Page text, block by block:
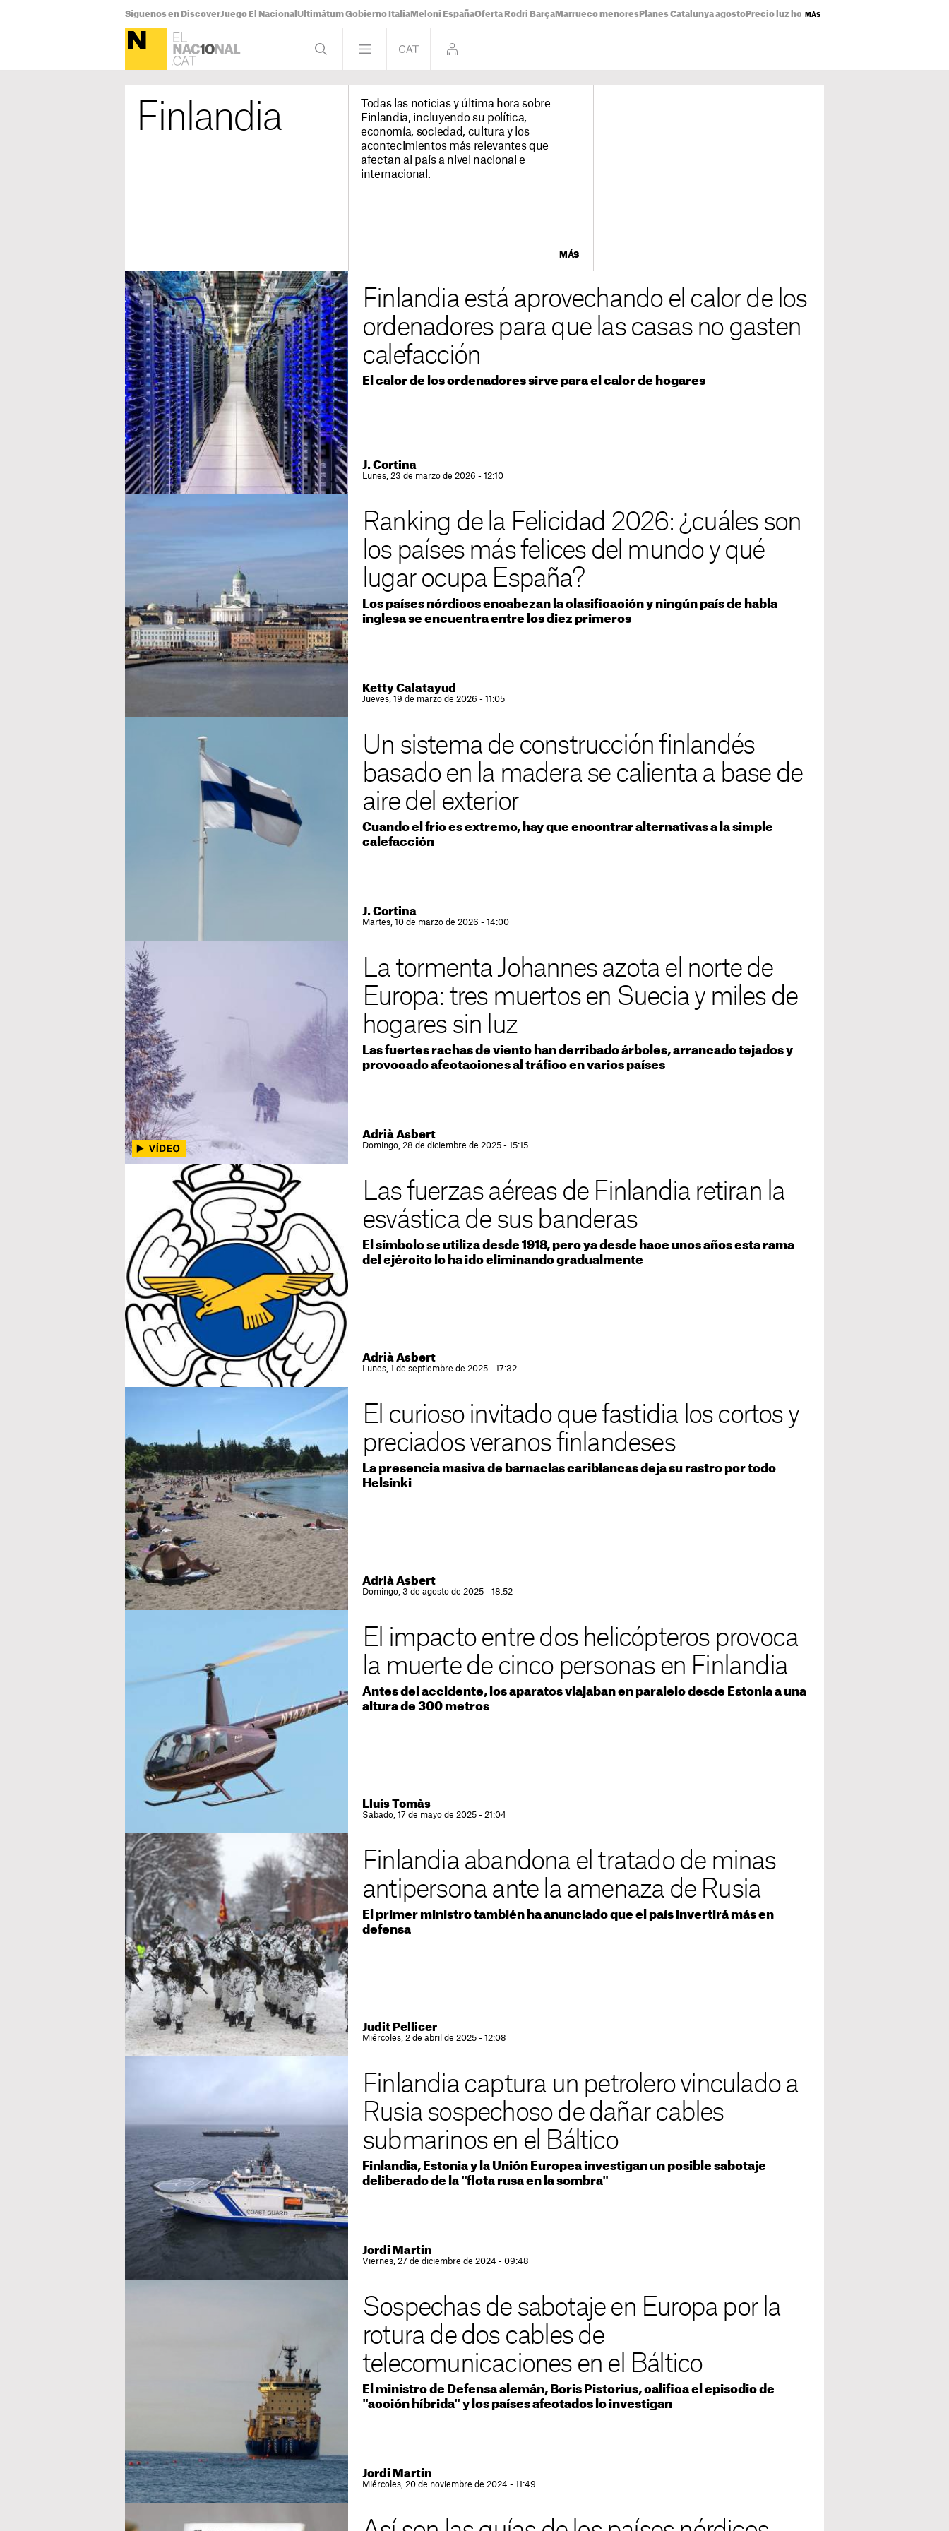
Síguenos en DiscoverJuego El Nacional Ultimátum Gobierno Italia Meloni EspañaOferta Rodri Barça Marrueco menores Planes Catalunya agosto Precio luz hoyEmma Vilarasau
MÁS
Finlandia
Todas las noticias y última hora sobre
Finlandia, incluyendo su política,
economía, sociedad, cultura y los
acontecimientos más relevantes que
afectan al país a nivel nacional e
internacional.
MÁS
Finlandia está aprovechando el calor de los
ordenadores para que las casas no gasten
calefacción
El calor de los ordenadores sirve para el calor de hogares
J. Cortina
Lunes, 23 de marzo de 2026 - 12:10
Ranking de la Felicidad 2026: ¿cuáles son
los países más felices del mundo y qué
lugar ocupa España?
Los países nórdicos encabezan la clasificación y ningún país de habla
inglesa se encuentra entre los diez primeros
Ketty Calatayud
Jueves, 19 de marzo de 2026 - 11:05
Un sistema de construcción finlandés
basado en la madera se calienta a base de
aire del exterior
Cuando el frío es extremo, hay que encontrar alternativas a la simple
calefacción
J. Cortina
Martes, 10 de marzo de 2026 - 14:00
La tormenta Johannes azota el norte de
Europa: tres muertos en Suecia y miles de
hogares sin luz
Las fuertes rachas de viento han derribado árboles, arrancado tejados y
provocado afectaciones al tráfico en varios países
Adrià Asbert
Domingo, 28 de diciembre de 2025 - 15:15
Las fuerzas aéreas de Finlandia retiran la
esvástica de sus banderas
El símbolo se utiliza desde 1918, pero ya desde hace unos años esta rama
del ejército lo ha ido eliminando gradualmente
Adrià Asbert
Lunes, 1 de septiembre de 2025 - 17:32
El curioso invitado que fastidia los cortos y
preciados veranos finlandeses
La presencia masiva de barnaclas cariblancas deja su rastro por todo
Helsinki
Adrià Asbert
Domingo, 3 de agosto de 2025 - 18:52
El impacto entre dos helicópteros provoca
la muerte de cinco personas en Finlandia
Antes del accidente, los aparatos viajaban en paralelo desde Estonia a una
altura de 300 metros
Lluís Tomàs
Sábado, 17 de mayo de 2025 - 21:04
Finlandia abandona el tratado de minas
antipersona ante la amenaza de Rusia
El primer ministro también ha anunciado que el país invertirá más en
defensa
Judit Pellicer
Miércoles, 2 de abril de 2025 - 12:08
Finlandia captura un petrolero vinculado a
Rusia sospechoso de dañar cables
submarinos en el Báltico
Finlandia, Estonia y la Unión Europea investigan un posible sabotaje
deliberado de la "flota rusa en la sombra"
Jordi Martín
Viernes, 27 de diciembre de 2024 - 09:48
Sospechas de sabotaje en Europa por la
rotura de dos cables de
telecomunicaciones en el Báltico
El ministro de Defensa alemán, Boris Pistorius, califica el episodio de
"acción híbrida" y los países afectados lo investigan
Jordi Martín
Miércoles, 20 de noviembre de 2024 - 11:49